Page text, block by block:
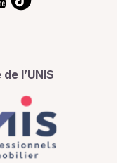
l’UNIS